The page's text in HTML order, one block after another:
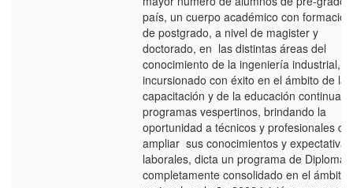
país, un cuerpo académico con formación
de postgrado, a nivel de magister y
doctorado, en las distintas áreas del
conocimiento de la ingeniería industrial,
incursionado con éxito en el ámbito de la
capacitación y de la educación continua
programas vespertinos, brindando la
oportunidad a técnicos y profesionales de
ampliar sus conocimientos y expectativas
laborales, dicta un programa de
completamente consolidado en el ámbito